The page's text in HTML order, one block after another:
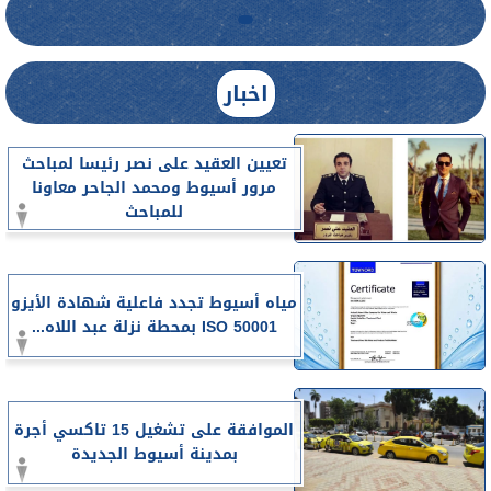
اخبار
تعيين العقيد على نصر رئيسا لمباحث
مرور أسيوط ومحمد الجاحر معاونا
للمباحث
مياه أسيوط تجدد فاعلية شهادة الأيزو
ISO 50001 بمحطة نزلة عبد اللاه...
الموافقة على تشغيل 15 تاكسي أجرة
بمدينة أسيوط الجديدة